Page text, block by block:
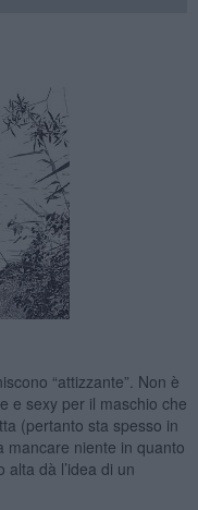
“attizzante”. Non è
e sexy per il maschio che
(pertanto sta spesso in
mancare niente in quanto
dà l’idea di un